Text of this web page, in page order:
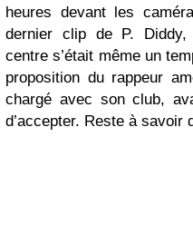
heures devant les
dernier clip de P. Diddy,
centre s’était même un
proposition du rappeur
chargé avec son club,
d’accepter. Reste à savoir